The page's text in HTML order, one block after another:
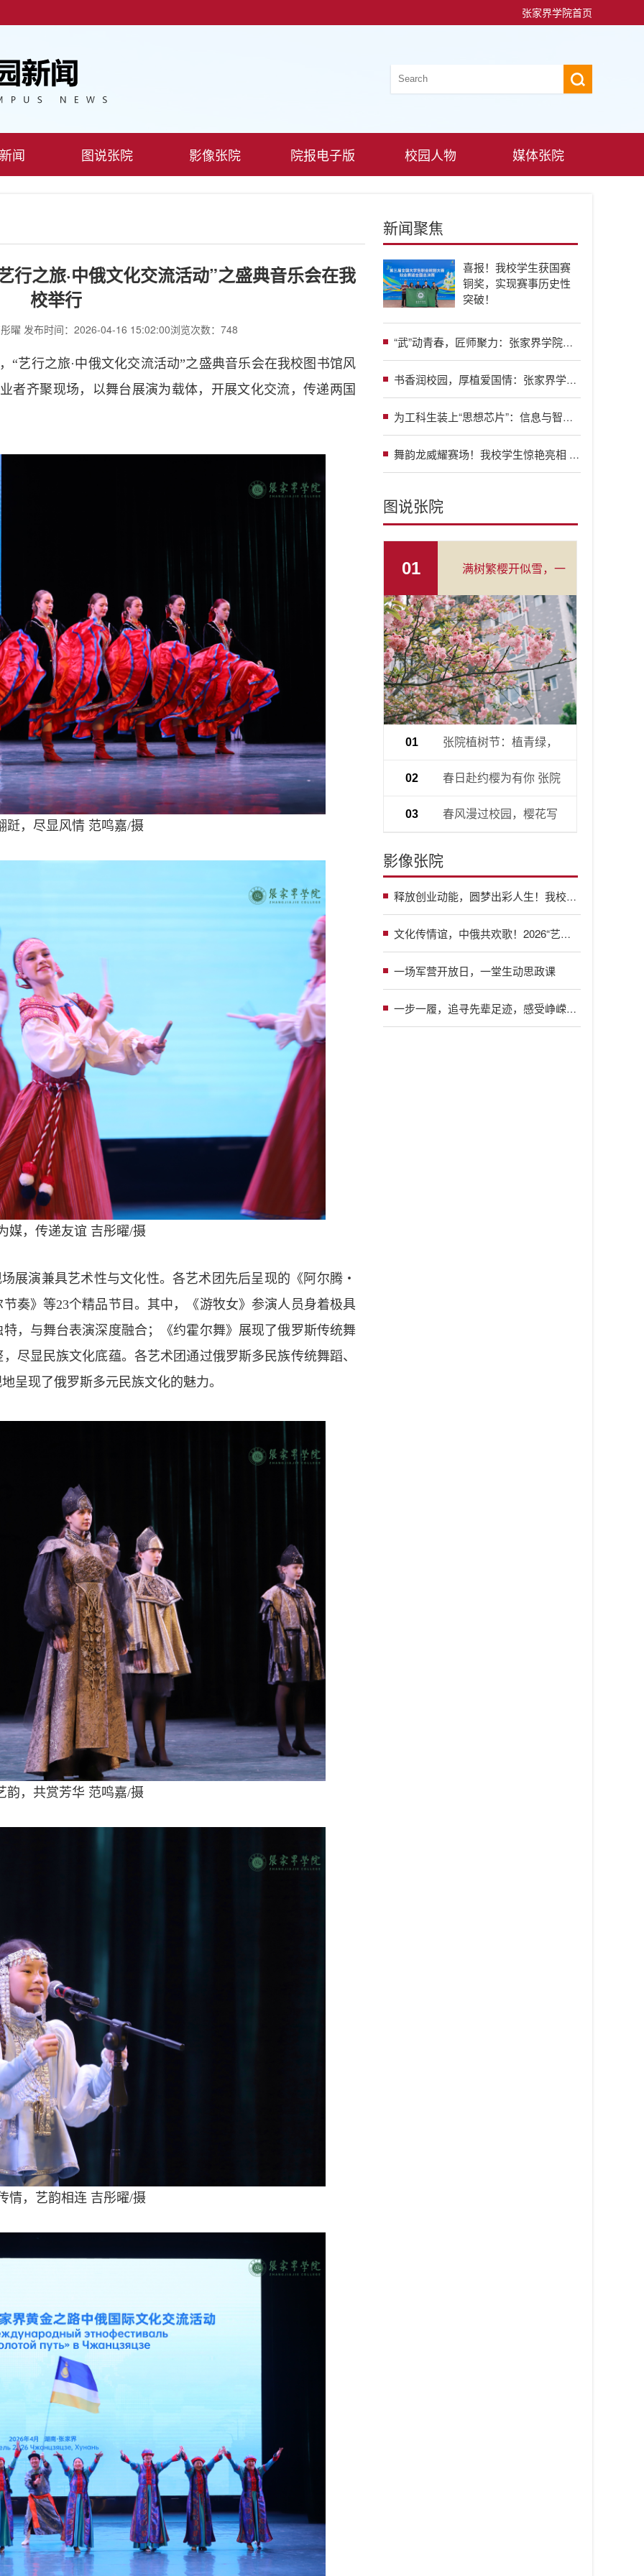
张家界学院首页
闻 图说张院 影像张院 院报电子版 校园人物 媒体张院
行之旅·中俄文化交流活动”之盛典音乐会在我
校举行
曜 发布时间：2026-04-16 15:02:00浏览次数：748
“艺行之旅·中俄文化交流活动”之盛典音乐会在我校图书馆风
者齐聚现场，以舞台展演为载体，开展文化交流，传递两国
跹，尽显风情 范鸣嘉/摄
媒，传递友谊 吉彤曜/摄
展演兼具艺术性与文化性。各艺术团先后呈现的《阿尔腾・
奏》等23个精品节目。其中，《游牧女》参演人员身着极具
，与舞台表演深度融合；《约霍尔舞》展现了俄罗斯传统舞
尽显民族文化底蕴。各艺术团通过俄罗斯多民族传统舞蹈、
呈现了俄罗斯多元民族文化的魅力。
韵，共赏芳华 范鸣嘉/摄
情，艺韵相连 吉彤曜/摄
新闻聚焦
喜报！我校学生获国赛
铜奖，实现赛事历史性
突破！
“武”动青春，匠师聚力：张家界学院举办大咖进校园系列活动
书香润校园，厚植爱国情：张家界学院2026年“书香校园”读经典阅读系列活动正式启动
为工科生装上“思想芯片”：信息与智能工程学院“智语·铸魂”党建品牌启航
舞韵龙威耀赛场！我校学生惊艳亮相 “龙超” 选拔赛开幕式
图说张院
01 满树繁樱开似雪，一
帘春色入怀来
01 张院植树节：植青绿，
育初心
02 春日赴约樱为有你 张院
社团游园会燃动校园
03 春风漫过校园，樱花写
影像张院
释放创业动能，圆梦出彩人生！我校举办2026年创业项目展示交流活动
文化传情谊，中俄共欢歌！2026“艺行之旅·中俄文化交流活动”之盛典音乐会在我校举行
一场军营开放日，一堂生动思政课
一步一履，追寻先辈足迹，感受峥嵘岁月；一言一行，铭记初心使命，汲取奋进力量